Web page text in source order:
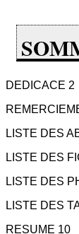
DEDICACE 2
LISTE DES
LISTE DES
LISTE DES
LISTE DES
RESUME 10